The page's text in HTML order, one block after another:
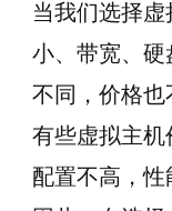
当我们选择
小、带宽、
不同，价格也
有些虚拟主
配置不高，性